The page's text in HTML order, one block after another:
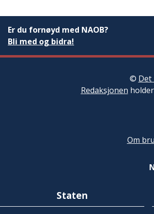
Er du fornøyd med NAOB?
Bli med og bidra!
© Det
Redaksjonen
Om
Staten